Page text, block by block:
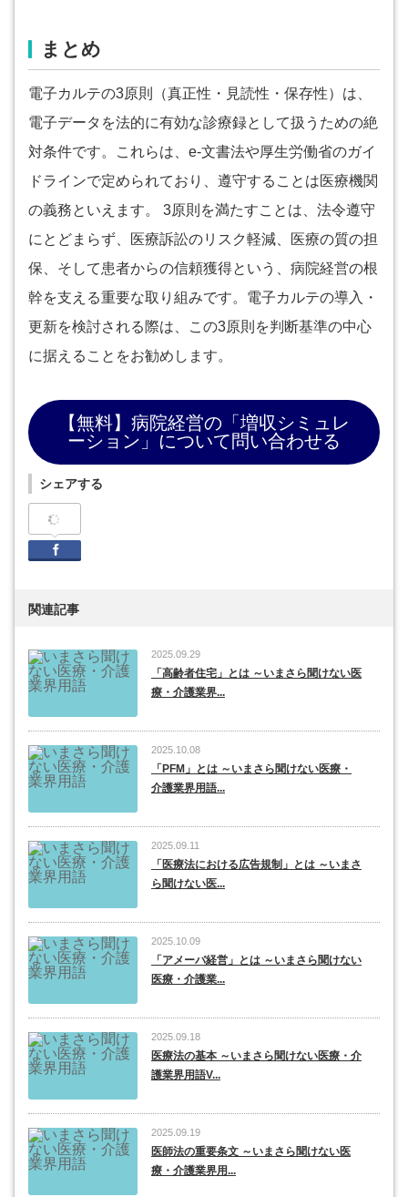
まとめ
電子カルテの3原則（真正性・見読性・保存性）は、
電子データを法的に有効な診療録として扱うための絶
対条件です。これらは、e-文書法や厚生労働省のガイ
ドラインで定められており、遵守することは医療機関
の義務といえます。 3原則を満たすことは、法令遵守
にとどまらず、医療訴訟のリスク軽減、医療の質の担
保、そして患者からの信頼獲得という、病院経営の根
幹を支える重要な取り組みです。電子カルテの導入・
更新を検討される際は、この3原則を判断基準の中心
に据えることをお勧めします。
【無料】病院経営の「増収シミュレ
ーション」について問い合わせる
シェアする
関連記事
2025.09.29
「高齢者住宅」とは ～いまさら聞けない医
療・介護業界...
2025.10.08
「PFM」とは ～いまさら聞けない医療・
介護業界用語...
2025.09.11
「医療法における広告規制」とは ～いまさ
ら聞けない医...
2025.10.09
「アメーバ経営」とは ～いまさら聞けない
医療・介護業...
2025.09.18
医療法の基本 ～いまさら聞けない医療・介
護業界用語V...
2025.09.19
医師法の重要条文 ～いまさら聞けない医
療・介護業界用...